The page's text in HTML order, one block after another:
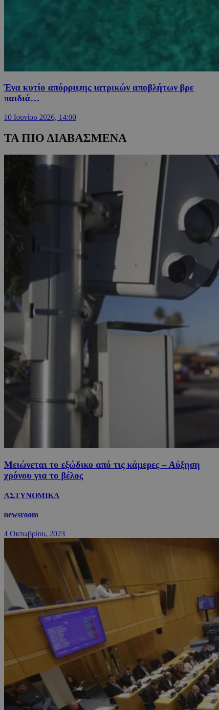
Ένα κυτίο απόρριψης ιατρικών αποβλήτων βρε
παιδιά…
10 Ιουνίου 2026, 14:00
ΤΑ ΠΙΟ ΔΙΑΒΑΣΜΕΝΑ
Μειώνεται το εξώδικο από τις κάμερες – Αύξηση
χρόνου για το βέλος
ΑΣΤΥΝΟΜΙΚΑ
newsroom
4 Οκτωβρίου, 2023